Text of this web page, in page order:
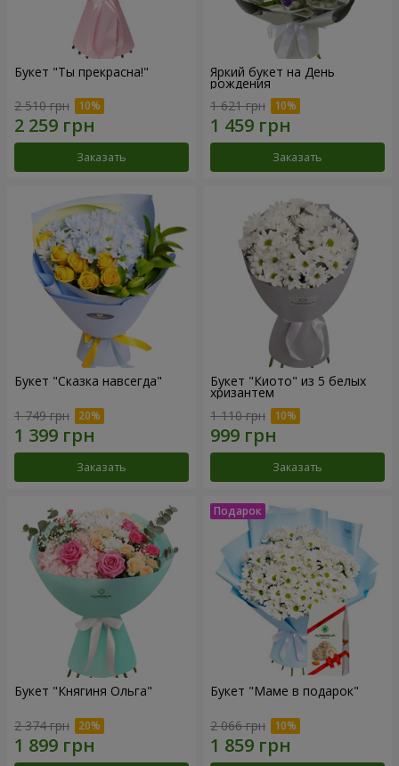
Букет "Ты прекрасна!"
2 510 грн
Заказать
Яркий букет на День
рождения
1 621 грн
Заказать
Букет "Сказка навсегда"
1 749 грн
Заказать
Букет "Киото" из 5 белых
хризантем
1 110 грн
Заказать
Букет "Княгиня Ольга"
2 374 грн
Букет "Маме в подарок"
2 066 грн